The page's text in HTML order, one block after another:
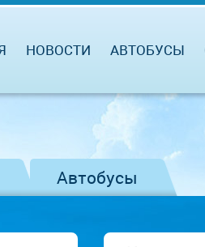
НОВОСТИ АВТОБУСЫ
Автобусы